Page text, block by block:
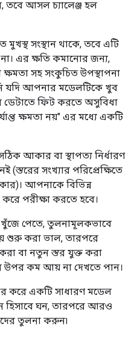
তবে আসল চ্যালেঞ্জ হল
মুখস্থ সংস্থান থাকে, তবে এটি
এর ক্ষতি কমানোর জন্য,
সহ সংকুচিত উপস্থাপনা
যদি আপনার মডেলটিকে খুব
ডেটাতে ফিট করতে অসুবিধা
ক্ষমতা নয়" এর মধ্যে একটি
আকার বা স্থাপত্য নির্ধারণ
সংখ্যার পরিপ্রেক্ষিতে
আপনাকে বিভিন্ন
পরীক্ষা করতে হবে।
পেতে, তুলনামূলকভাবে
শুরু করা ভাল, তারপরে
বা নতুন স্তর যুক্ত করা
উপর কম আয় না দেখতে পান।
করে একটি সাধারণ মডেল
হিসাবে ঘন, তারপরে আরও
তুলনা করুন৷